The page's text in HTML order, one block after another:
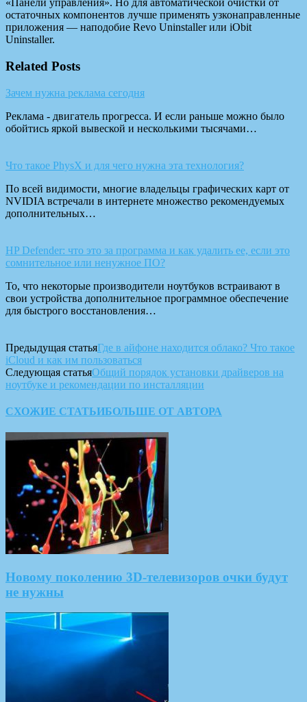
«Панели управления». Но для автоматической очистки от
остаточных компонентов лучше применять узконаправленные
приложения — наподобие Revo Uninstaller или iObit
Uninstaller.
Related Posts
Зачем нужна реклама сегодня
Реклама - двигатель прогресса. И если раньше можно было
обойтись яркой вывеской и несколькими тысячами…
Что такое PhysX и для чего нужна эта технология?
По всей видимости, многие владельцы графических карт от
NVIDIA встречали в интернете множество рекомендуемых
дополнительных…
HP Defender: что это за программа и как удалить ее, если это
сомнительное или ненужное ПО?
То, что некоторые производители ноутбуков встраивают в
свои устройства дополнительное программное обеспечение
для быстрого восстановления…
Предыдущая статьяГде в айфоне находится облако? Что такое
iCloud и как им пользоваться
Следующая статьяОбщий порядок установки драйверов на
ноутбуке и рекомендации по инсталляции
СХОЖИЕ СТАТЬИБОЛЬШЕ ОТ АВТОРА
Новому поколению 3D-телевизоров очки будут
не нужны